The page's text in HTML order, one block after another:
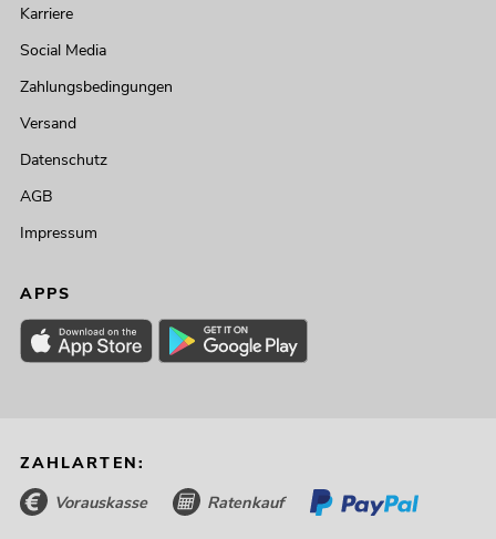
Karriere
Social Media
Zahlungsbedingungen
Versand
Datenschutz
AGB
Impressum
APPS
ZAHLARTEN:
Vorauskasse Ratenkauf